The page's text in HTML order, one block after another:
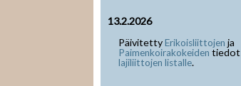
13.2.2026
PäivitettyErikoisliittojen ja
Paimenkoirakokeiden tiedot
lajiliittojen listalle.